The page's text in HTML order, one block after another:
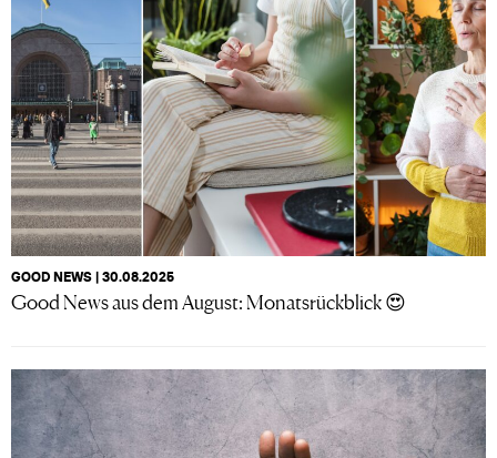
GOOD NEWS | 30.08.2025
Good News aus dem August: Monatsrückblick 😍